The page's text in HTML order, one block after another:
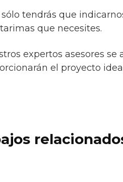
tendrás que
que necesites.
expertos asesores se
el proyecto